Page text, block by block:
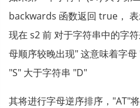
backwards 函数返回 true，
现在 s2 前 对于字符串中的字
母顺序较晚出现" 这意味着字
"S" 大于字符串 "D"
其将进行字母逆序排序，"AT"